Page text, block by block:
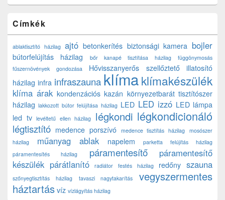
Címkék
ablaktisztító házilag ajtó betonkerítés biztonsági kamera bojler
bútorfelújítás házilag bőr kanapé tisztítása házilag
függönymosás
fűszernövények gondozása
Hővisszanyerős szellőztető
illatosító
házilag infra infraszauna klímaklímakészülék
klíma árak kondenzációs kazán környezetbarát tisztítószer
házilag lakkozott bútor felújítása házilag LED LED izzó LED lámpa
led tv levéltetű ellen házilag légkondi légkondicionáló
légtisztító medence porszívó medence tisztítás házilag
mosószer
házilag
műanyag ablak napelem
parketta felújítás házilag
páramentesítés házilag
páramentesítő
páramentesítő
készülék párátlanító radiátor festés házilag redőny szauna
szőnyegtisztítás házilag tavaszi nagytakarítás
vegyszermentes
háztartás víz vízlágyítás házilag